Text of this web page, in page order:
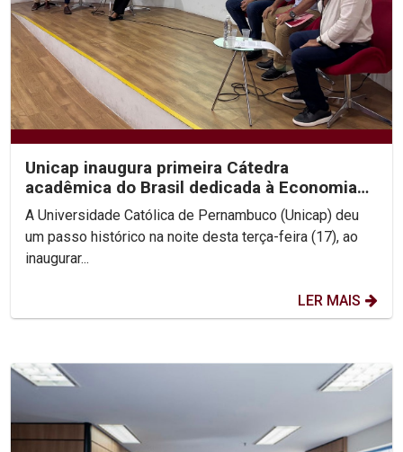
Unicap inaugura primeira Cátedra
acadêmica do Brasil dedicada à Economia
de Francisco e Clara
A Universidade Católica de Pernambuco (Unicap) deu
um passo histórico na noite desta terça-feira (17), ao
inaugurar...
LER MAIS